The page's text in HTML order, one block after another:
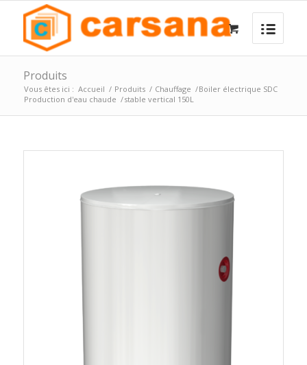
Produits
Vous êtes ici : Accueil / Produits / Chauffage /
Production d'eau chaude /
Boiler électrique SDC
stable vertical 150L